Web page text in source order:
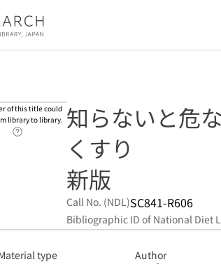
of this title could
library to library.
Link to Help Page
知らないと危
くすり
新版
Call No. (NDL)SC841-R606
Bibliographic ID of National Diet
type Author